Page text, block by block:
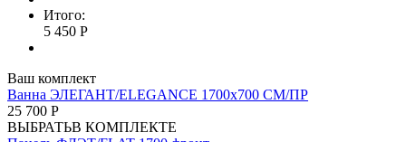
Итого:
5 450 Р
Ваш комплект
Ванна ЭЛЕГАНТ/ELEGANCE 1700х700 СМ/ПР
25 700 Р
ВЫБРАТЬВ КОМПЛЕКТЕ